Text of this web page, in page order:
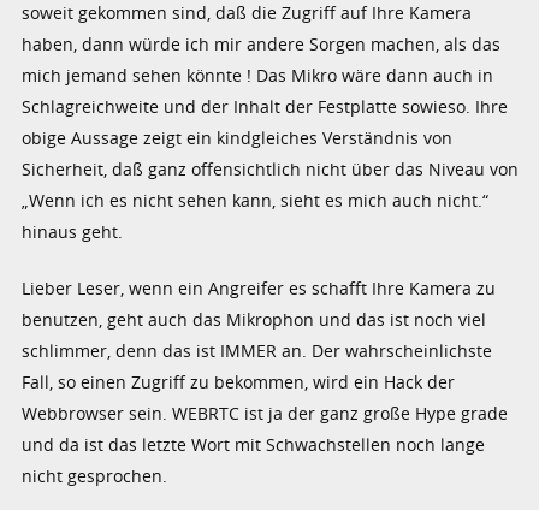
soweit gekommen sind, daß die Zugriff auf Ihre Kamera
haben, dann würde ich mir andere Sorgen machen, als das
mich jemand sehen könnte ! Das Mikro wäre dann auch in
Schlagreichweite und der Inhalt der Festplatte sowieso. Ihre
obige Aussage zeigt ein kindgleiches Verständnis von
Sicherheit, daß ganz offensichtlich nicht über das Niveau von
„Wenn ich es nicht sehen kann, sieht es mich auch nicht.“
hinaus geht.
Lieber Leser, wenn ein Angreifer es schafft Ihre Kamera zu
benutzen, geht auch das Mikrophon und das ist noch viel
schlimmer, denn das ist IMMER an. Der wahrscheinlichste
Fall, so einen Zugriff zu bekommen, wird ein Hack der
Webbrowser sein. WEBRTC ist ja der ganz große Hype grade
und da ist das letzte Wort mit Schwachstellen noch lange
nicht gesprochen.